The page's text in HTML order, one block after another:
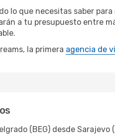
lo que necesitas saber
a tu presupuesto entre
la primera agencia de
(BEG) desde